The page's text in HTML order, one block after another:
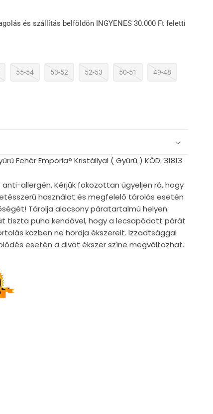
és szállítás belföldön INGYENES 30.000 Ft feletti
55-54 53-52 52-53 50-51 49-48
Fehér Emporia® Kristállyal ( Gyűrű ) KÓD: 31813
allergén. Kérjük fokozottan ügyeljen rá, hogy
használat és megfelelő tárolás esetén
Tárolja alacsony páratartalmú helyen.
tiszta puha kendővel, hogy a lecsapódott párát
közben ne hordja ékszereit. Izzadtsággal
esetén a divat ékszer színe megváltozhat.